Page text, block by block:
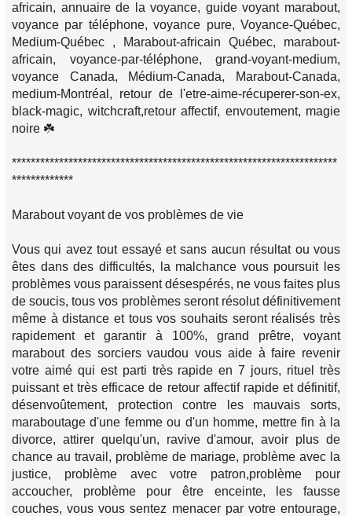
africain, annuaire de la voyance, guide voyant marabout,
voyance par téléphone, voyance pure, Voyance-Québec,
Medium-Québec , Marabout-africain Québec, marabout-
africain, voyance-par-téléphone, grand-voyant-medium,
voyance Canada, Médium-Canada, Marabout-Canada,
medium-Montréal, retour de l'etre-aime-récuperer-son-ex,
black-magic, witchcraft,retour affectif, envoutement, magie
noire ☘️
*********************************************************************
*************
Marabout voyant de vos problèmes de vie
Vous qui avez tout essayé et sans aucun résultat ou vous
êtes dans des difficultés, la malchance vous poursuit les
problèmes vous paraissent désespérés, ne vous faites plus
de soucis, tous vos problèmes seront résolut définitivement
même à distance et tous vos souhaits seront réalisés très
rapidement et garantir à 100%, grand prêtre, voyant
marabout des sorciers vaudou vous aide à faire revenir
votre aimé qui est parti très rapide en 7 jours, rituel très
puissant et très efficace de retour affectif rapide et définitif,
désenvoûtement, protection contre les mauvais sorts,
maraboutage d'une femme ou d'un homme, mettre fin à la
divorce, attirer quelqu'un, ravive d'amour, avoir plus de
chance au travail, problème de mariage, problème avec la
justice, problème avec votre patron,problème pour
accoucher, problème pour être enceinte, les fausse
couches, vous vous sentez menacer par votre entourage,